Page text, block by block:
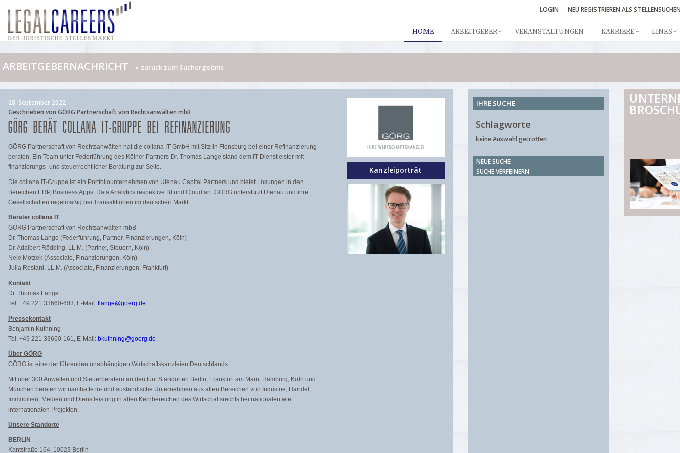
LOGIN NEU REGISTRIEREN ALS
HOME ARBEITGEBER VERANSTALTUNGEN KARRIERE LINKS
ARBEITGEBERNACHRICHT » zurück zum Suchergebnis
28. September 2022
Geschrieben von GÖRG Partnerschaft von Rechtsanwälten mbB
GÖRG BERÄT COLLANA IT-GRUPPE BEI REFINANZIERUNG
GÖRG Partnerschaft von Rechtsanwälten hat die collana IT GmbH mit Sitz in Flensburg bei einer Refinanzierung
beraten. Ein Team unter Federführung des Kölner Partners Dr. Thomas Lange stand dem IT-Dienstleister mit
finanzierungs- und steuerrechtlicher Beratung zur Seite.
Die collana IT-Gruppe ist ein Portfoliounternehmen von Ufenau Capital Partners und bietet Lösungen in den
Bereichen ERP, Business Apps, Data Analytics respektive BI und Cloud an. GÖRG unterstützt Ufenau und ihre
Gesellschaften regelmäßig bei Transaktionen im deutschen Markt.
Berater collana IT
GÖRG Partnerschaft von Rechtsanwälten mbB
Dr. Thomas Lange (Federführung, Partner, Finanzierungen, Köln)
Dr. Adalbert Rödding, LL.M. (Partner, Steuern, Köln)
Nele Motzek (Associate, Finanzierungen, Köln)
Julia Restani, LL.M. (Associate, Finanzierungen, Frankfurt)
Kontakt
Dr. Thomas Lange
Tel. +49 221 33660-603, E-Mail: tlange@goerg.de
Pressekontakt
Benjamin Kuthning
Tel. +49 221 33660-161, E-Mail: bkuthning@goerg.de
Über GÖRG
GÖRG ist eine der führenden unabhängigen Wirtschaftskanzleien Deutschlands.
Mit über 300 Anwälten und Steuerberatern an den fünf Standorten Berlin, Frankfurt am Main, Hamburg, Köln und
München beraten wir namhafte in- und ausländische Unternehmen aus allen Bereichen von Industrie, Handel,
Immobilien, Medien und Dienstleistung in allen Kernbereichen des Wirtschaftsrechts bei nationalen wie
internationalen Projekten.
Unsere Standorte
BERLIN
Kantstraße 164, 10623 Berlin
Kanzleiporträt
IHRE SUCHE
Schlagworte
keine Auswahl getroffen
NEUE SUCHE
SUCHE VERFEINERN